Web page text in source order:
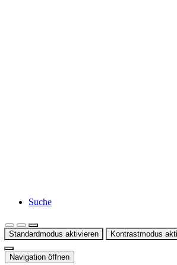
Suche
Standardmodus aktivieren Kontrastmodus
Navigation öffnen